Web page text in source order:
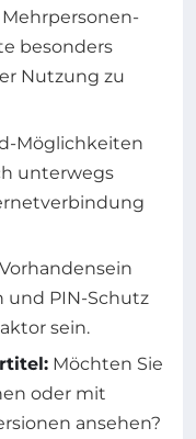
besonders
Nutzung zu
Möglichkeiten
unterwegs
und PIN-Schutz
sein.
Möchten Sie
oder mit
ansehen?